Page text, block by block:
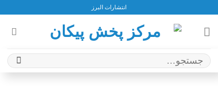
content
انتشارات البرز
جستجو
برای: